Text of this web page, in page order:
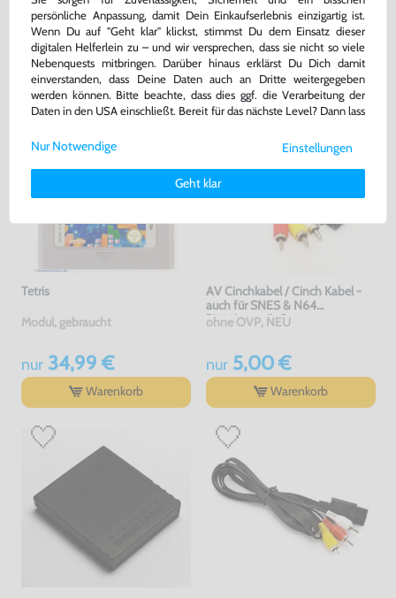
DAS HABEN ANDERE DAZU
GEKAUFT
Tetris
Modul, gebraucht
nur34,99 €
Warenkorb
AV Cinchkabel / Cinch Kabel -
auch für SNES & N64
[Dritthersteller]
ohne OVP, NEU
nur5,00 €
Warenkorb
persönliche Anpassung, damit Dein Einkaufserlebnis einzigartig ist.
Wenn Du auf "Geht klar" klickst, stimmst Du dem Einsatz dieser
digitalen Helferlein zu – und wir versprechen, dass sie nicht so viele
Nebenquests mitbringen. Darüber hinaus erklärst Du Dich damit
einverstanden, dass Deine Daten auch an Dritte weitergegeben
werden können. Bitte beachte, dass dies ggf. die Verarbeitung der
Daten in den USA einschließt. Bereit für das nächste Level? Dann lass
Weitere Informationen zu den von uns verwendeten Cookies und
Deinen Rechten als Nutzer findest Du in unsererDaten­schutz­
Impressum.
Einstellungen
Geht klar
Nur Notwendige